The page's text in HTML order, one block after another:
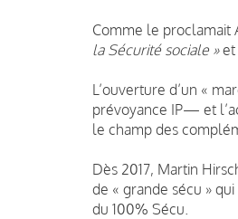
Comme le proclamait
la Sécurité sociale »et
L’ouverture d’un «
prévoyance IP— et
le champ des
Dès 2017, Martin
de « grande sécu »
du 100% Sécu.